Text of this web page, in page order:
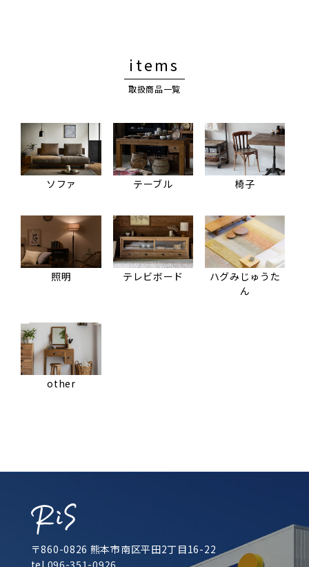
items
取扱商品一覧
ソファ テーブル 椅子
照明 テレビボード
ハグみじゅうた
ん
other
〒860-0826 熊本市南区平田2丁目16-22